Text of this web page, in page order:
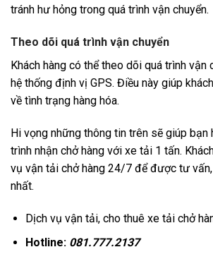
tránh hư hỏng trong quá trình vận chuyển.
Theo dõi quá trình vận chuyển
Khách hàng có thể theo dõi quá trình vận
hệ thống định vị GPS. Điều này giúp
về tình trạng hàng hóa.
Hi vọng những thông tin trên sẽ giúp bạn
trình nhận chở hàng với xe tải 1 tấn.
vụ vận tải chở hàng 24/7 để được tư
nhất.
Dịch vụ vận tải, cho thuê xe tải chở
Hotline: 081.777.2137